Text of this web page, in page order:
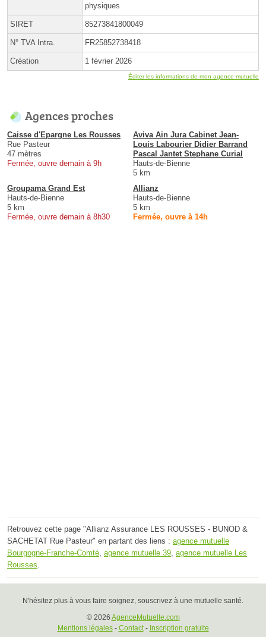
physiques
SIRET 85273841800049
N° TVA Intra. FR25852738418
Création 1 février 2026
Éditer les informations de mon agence mutuelle
Agences proches
Caisse d'Epargne Les Rousses
Rue Pasteur
47 mètres
Fermée, ouvre demain à 9h
Aviva Ain Jura Cabinet Jean-
Louis Labourier Didier Barrand
Pascal Jantet Stephane Curial
Hauts-de-Bienne
5 km
Groupama Grand Est
Hauts-de-Bienne
5 km
Fermée, ouvre demain à 8h30
Allianz
Hauts-de-Bienne
5 km
Fermée, ouvre à 14h
Retrouvez cette page "Allianz Assurance LES ROUSSES - BUNOD &
SACHETAT Rue Pasteur" en partant des liens : agence mutuelle
Bourgogne-Franche-Comté agence mutuelle 39 agence mutuelle Les
Rousses
N'hésitez plus à vous faire soignez, souscrivez à une mutuelle santé.
© 2026 AgenceMutuelle.com
Mentions légales- Contact- Inscription gratuite